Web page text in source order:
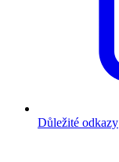
Důležité odkazy